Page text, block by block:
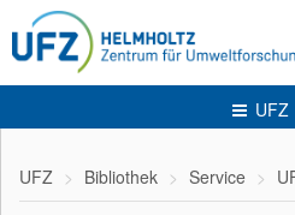
UFZ
UFZ Bibliothek Service